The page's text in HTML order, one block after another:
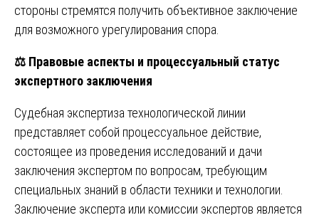
стороны стремятся получить объективное заключение
для возможного урегулирования спора.
⚖️ Правовые аспекты и процессуальный статус
экспертного заключения
Судебная экспертиза технологической линии
представляет собой процессуальное действие,
состоящее из проведения исследований и дачи
заключения экспертом по вопросам, требующим
специальных знаний в области техники и технологии.
Заключение эксперта или комиссии экспертов является